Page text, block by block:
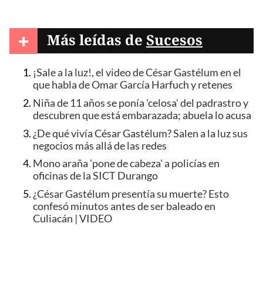
+ Más leídas de Sucesos
¡Sale a la luz!, el video de César Gastélum en el
que habla de Omar García Harfuch y retenes
Niña de 11 años se ponía 'celosa' del padrastro y
descubren que está embarazada; abuela lo acusa
¿De qué vivía César Gastélum? Salen a la luz sus
negocios más allá de las redes
Mono araña 'pone de cabeza' a policías en
oficinas de la SICT Durango
¿César Gastélum presentía su muerte? Esto
confesó minutos antes de ser baleado en
Culiacán | VIDEO